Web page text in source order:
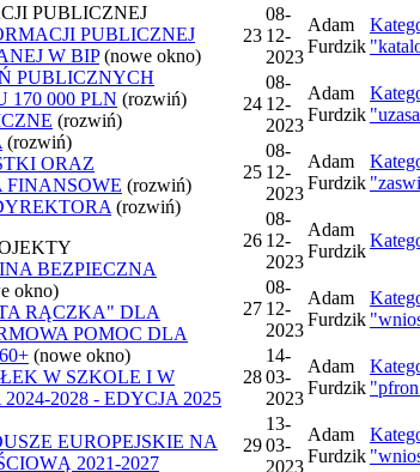
PUBLICZNEJ
PUBLICZNEJ
W BIP (nowe okno)
PUBLICZNYCH
170 000 PLN (rozwiń)
(rozwiń)
(rozwiń)
ORAZ
FINANSOWE (rozwiń)
(rozwiń)
BEZPIECZNA
okno)
RĄCZKA" DLA
POMOC DLA
(nowe okno)
W SZKOLE I W
2028 - EDYCJA 2025
EUROPEJSKIE NA
2021-2027
23
08-
12-
2023
Adam
Furdzik
24
08-
12-
2023
Adam
Furdzik
25
08-
12-
2023
Adam
Furdzik
26
08-
12-
2023
Adam
Furdzik
27
08-
12-
2023
Adam
Furdzik
28
14-
03-
2023
Adam
Furdzik
29
13-
03-
2023
Adam
Furdzik